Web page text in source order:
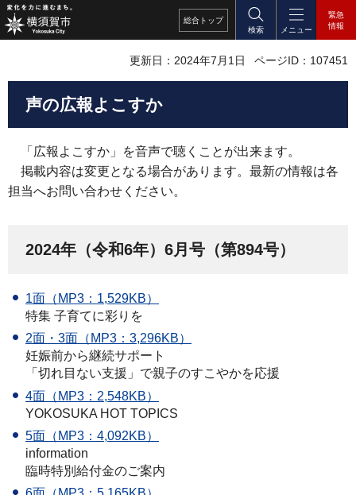
総合 トップ
検索
メニュー
緊急
情報
更新日：2024年7月1日 ページID：107451
声の広報よこすか
「 広報よこすか」を音声で聴くことが出来ます。
掲載内容は変更となる場合があります。最新の情報は各
担当へお問い合わせください。
2024年（令和6年）6月号（第894号）
1面（MP3：1,529KB）
特集 子育てに彩りを
2面・3面（MP3：3,296KB）
妊娠前から継続サポート
「切れ目ない支援」で親子のすこやかを応援
4面（MP3：2,548KB）
YOKOSUKA HOT TOPICS
5面（MP3：4,092KB）
information
臨時特別給付金のご案内